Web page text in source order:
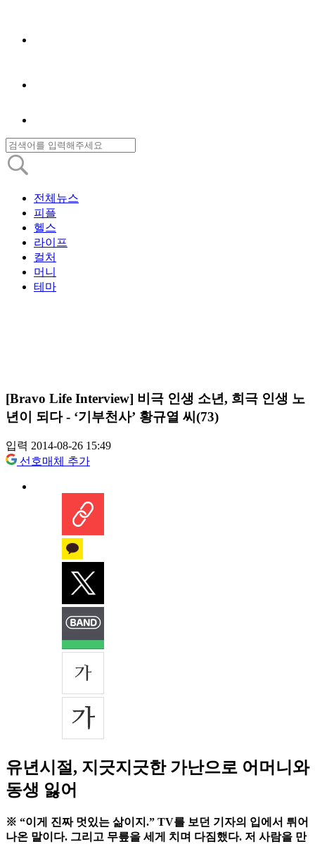
전체뉴스
피플
헬스
라이프
컬처
머니
테마
[Bravo Life Interview] 비극 인생 소년, 희극 인생 노
년이 되다 - ‘기부천사’ 황규열 씨(73)
입력 2014-08-26 15:49
선호매체 추가
유년시절, 지긋지긋한 가난으로 어머니와
동생 잃어
※ “이게 진짜 멋있는 삶이지.” TV를 보던 기자의 입에서 튀어
나온 말이다. 그리고 무릎을 세게 치며 다짐했다. 저 사람을 만